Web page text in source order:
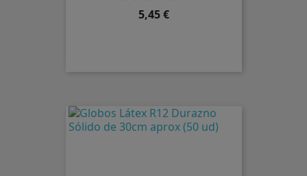
Precio
5,45 €